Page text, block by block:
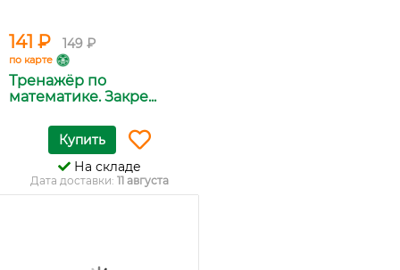
141 ₽ 149 ₽
по карте
Тренажёр по
математике. Закре...
Купить
На складе
Дата доставки: 11 августа